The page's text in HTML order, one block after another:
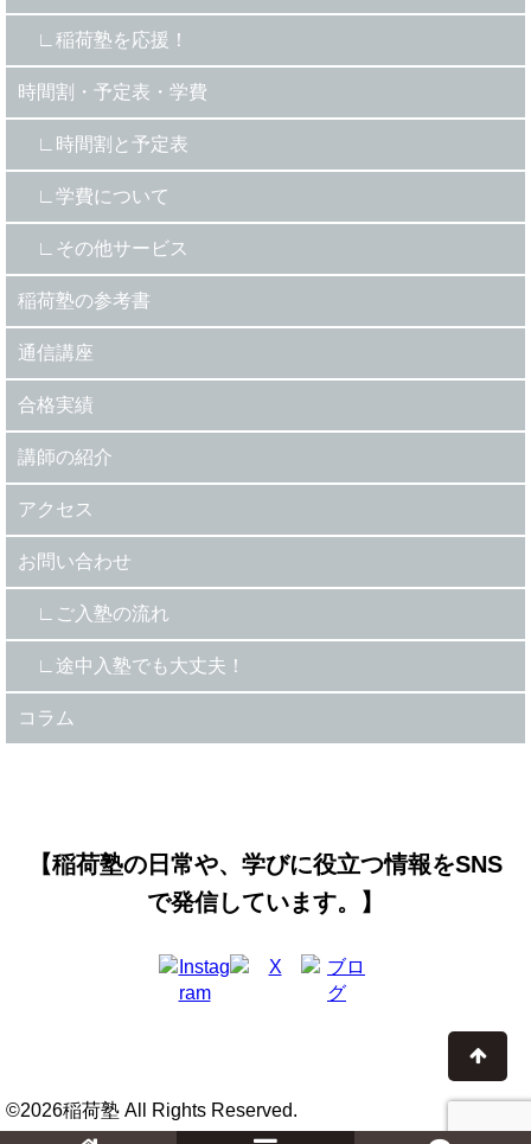
稲荷塾を応援！
時間割・予定表・学費
時間割と予定表
学費について
その他サービス
稲荷塾の参考書
通信講座
合格実績
講師の紹介
アクセス
お問い合わせ
ご入塾の流れ
途中入塾でも大丈夫！
コラム
【稲荷塾の日常や、学びに役立つ情報をSNS
で発信しています。】
©2026稲荷塾 All Rights Reserved.